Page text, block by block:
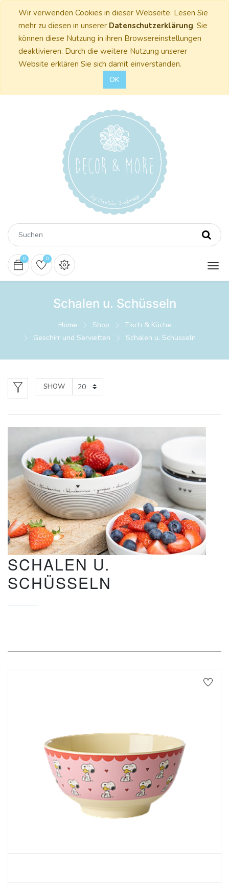
Wir verwenden Cookies in dieser Webseite. Lesen Sie
mehr zu diesen in unserer Datenschutzerklärung. Sie
können diese Nutzung in ihren Browsereinstellungen
deaktivieren. Durch die weitere Nutzung unserer
Website erklären Sie sich damit einverstanden.
OK
0 0
Schalen u. Schüsseln
Home Shop
Tisch & Küche
Geschirr und Servietten
Schalen u. Schüsseln
SHOW
SCHALEN U.
SCHÜSSELN